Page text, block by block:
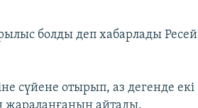
болды деп хабарлады Ресей
сүйене отырып, аз дегенде екі